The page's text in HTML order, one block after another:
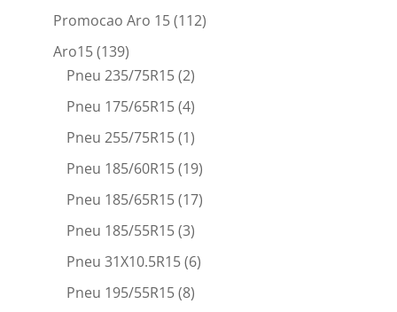
Promocao Aro 15(112)
Aro15(139)
Pneu 235/75R15(2)
Pneu 175/65R15(4)
Pneu 255/75R15(1)
Pneu 185/60R15(19)
Pneu 185/65R15(17)
Pneu 185/55R15(3)
Pneu 31X10.5R15(6)
Pneu 195/55R15(8)